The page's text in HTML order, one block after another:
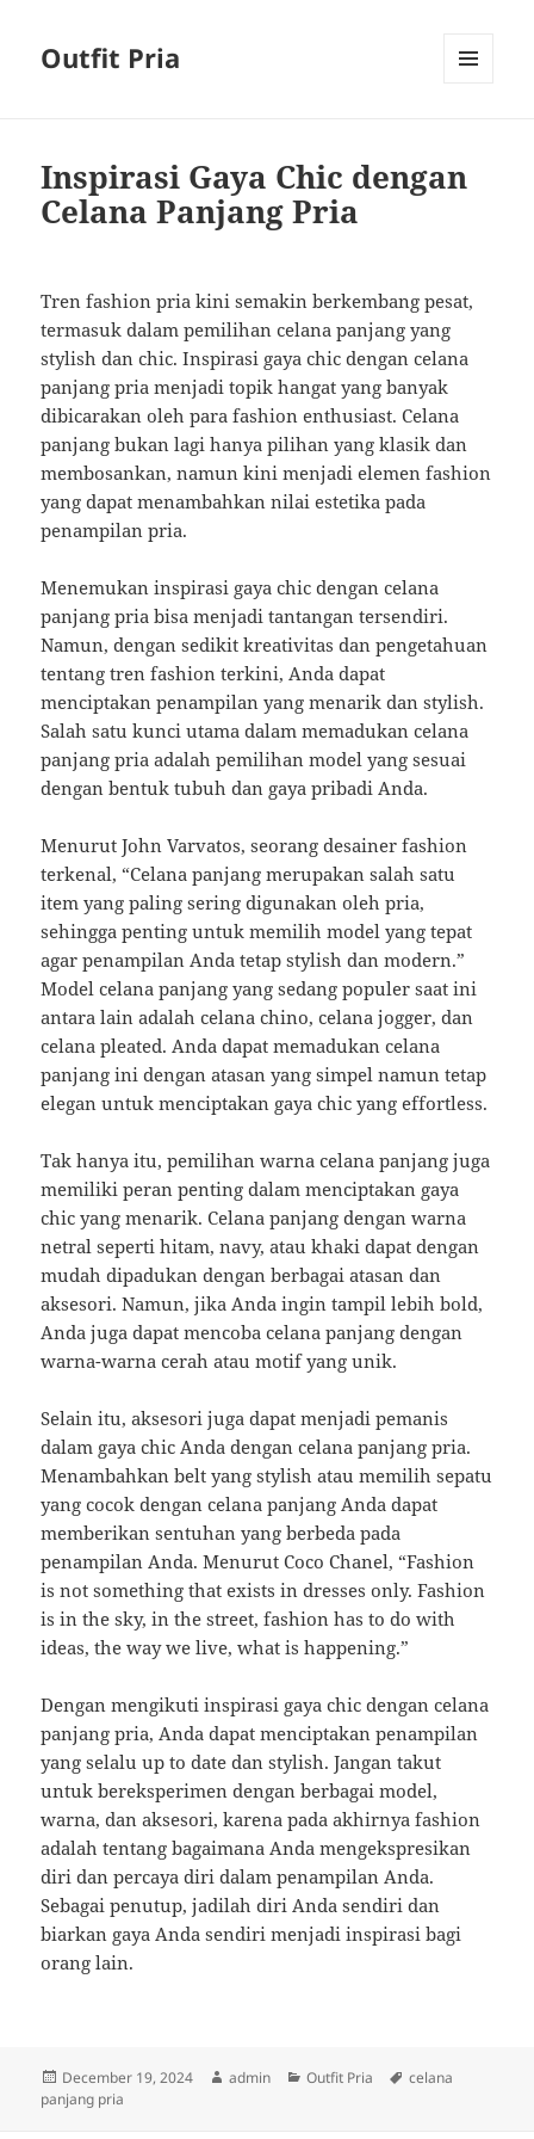
Outfit Pria
Inspirasi Gaya Chic dengan
Celana Panjang Pria
Tren fashion pria kini semakin berkembang pesat,
termasuk dalam pemilihan celana panjang yang
stylish dan chic. Inspirasi gaya chic dengan celana
panjang pria menjadi topik hangat yang banyak
dibicarakan oleh para fashion enthusiast. Celana
panjang bukan lagi hanya pilihan yang klasik dan
membosankan, namun kini menjadi elemen fashion
yang dapat menambahkan nilai estetika pada
penampilan pria.
Menemukan inspirasi gaya chic dengan celana
panjang pria bisa menjadi tantangan tersendiri.
Namun, dengan sedikit kreativitas dan pengetahuan
tentang tren fashion terkini, Anda dapat
menciptakan penampilan yang menarik dan stylish.
Salah satu kunci utama dalam memadukan celana
panjang pria adalah pemilihan model yang sesuai
dengan bentuk tubuh dan gaya pribadi Anda.
Menurut John Varvatos, seorang desainer fashion
terkenal, “Celana panjang merupakan salah satu
item yang paling sering digunakan oleh pria,
sehingga penting untuk memilih model yang tepat
agar penampilan Anda tetap stylish dan modern.”
Model celana panjang yang sedang populer saat ini
antara lain adalah celana chino, celana jogger, dan
celana pleated. Anda dapat memadukan celana
panjang ini dengan atasan yang simpel namun tetap
elegan untuk menciptakan gaya chic yang effortless.
Tak hanya itu, pemilihan warna celana panjang juga
memiliki peran penting dalam menciptakan gaya
chic yang menarik. Celana panjang dengan warna
netral seperti hitam, navy, atau khaki dapat dengan
mudah dipadukan dengan berbagai atasan dan
aksesori. Namun, jika Anda ingin tampil lebih bold,
Anda juga dapat mencoba celana panjang dengan
warna-warna cerah atau motif yang unik.
Selain itu, aksesori juga dapat menjadi pemanis
dalam gaya chic Anda dengan celana panjang pria.
Menambahkan belt yang stylish atau memilih sepatu
yang cocok dengan celana panjang Anda dapat
memberikan sentuhan yang berbeda pada
penampilan Anda. Menurut Coco Chanel, “Fashion
is not something that exists in dresses only. Fashion
is in the sky, in the street, fashion has to do with
ideas, the way we live, what is happening.”
Dengan mengikuti inspirasi gaya chic dengan celana
panjang pria, Anda dapat menciptakan penampilan
yang selalu up to date dan stylish. Jangan takut
untuk bereksperimen dengan berbagai model,
warna, dan aksesori, karena pada akhirnya fashion
adalah tentang bagaimana Anda mengekspresikan
diri dan percaya diri dalam penampilan Anda.
Sebagai penutup, jadilah diri Anda sendiri dan
biarkan gaya Anda sendiri menjadi inspirasi bagi
orang lain.
Posted
on
December 19, 2024 Author
admin Categories
Outfit Pria Tags
celana
panjang pria